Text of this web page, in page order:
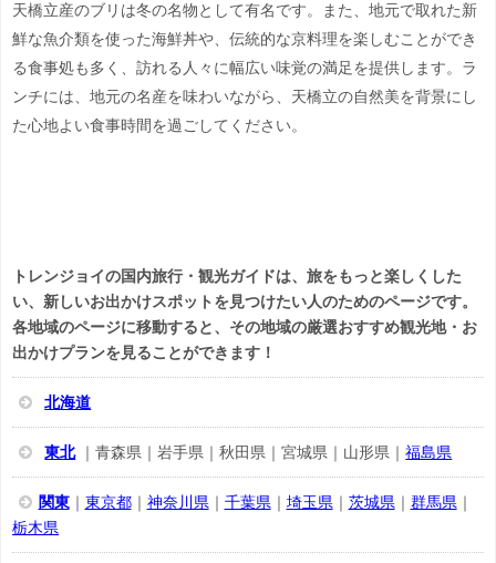
天橋立産のブリは冬の名物として有名です。また、地元で取れた新
鮮な魚介類を使った海鮮丼や、伝統的な京料理を楽しむことができ
る食事処も多く、訪れる人々に幅広い味覚の満足を提供します。ラ
ンチには、地元の名産を味わいながら、天橋立の自然美を背景にし
た心地よい食事時間を過ごしてください。
トレンジョイの国内旅行・観光ガイドは、旅をもっと楽しくした
い、新しいお出かけスポットを見つけたい人のためのページです。
各地域のページに移動すると、その地域の厳選おすすめ観光地・お
出かけプランを見ることができます！
北海道
東北｜青森県｜岩手県｜秋田県｜宮城県｜山形県｜福島県
関東｜ 東京都｜ 神奈川県 ｜ 千葉県 ｜ 埼玉県 ｜ 茨城県 ｜ 群馬県 ｜
栃木県